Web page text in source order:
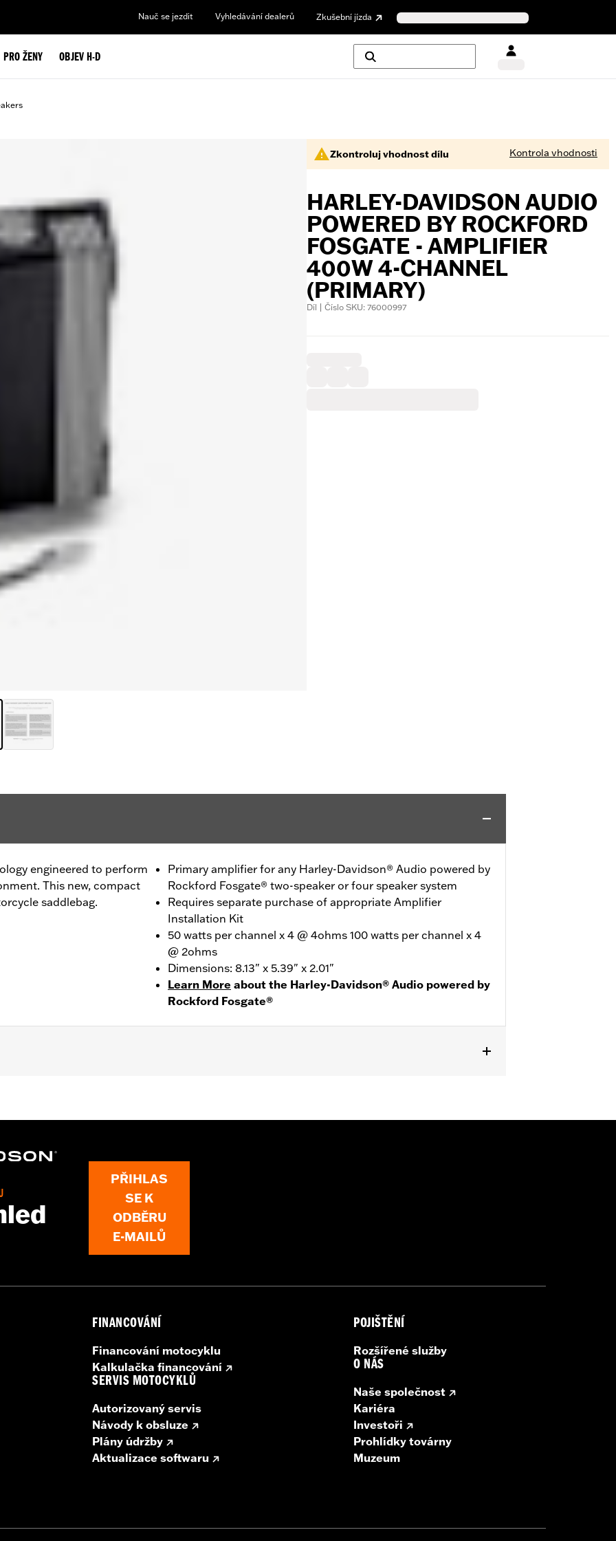
Nauč se jezdit Vyhledávání dealerů Zkušební jízda
PRO ŽENY OBJEV H-D
Zkontroluj vhodnost dílu Kontrola vhodnosti
HARLEY-DAVIDSON AUDIO
POWERED BY ROCKFORD
FOSGATE - AMPLIFIER
400W 4-CHANNEL
(PRIMARY)
Díl | Číslo SKU: 76000997
engineered to perform
This new, compact
saddlebag.
Primary amplifier for any Harley-Davidson® Audio powered by
Rockford Fosgate® two-speaker or four speaker system
Requires separate purchase of appropriate Amplifier
Installation Kit
50 watts per channel x 4 @ 4ohms 100 watts per channel x 4
@ 2ohms
Dimensions: 8.13" x 5.39" x 2.01"
Learn More about the Harley-Davidson® Audio powered by
Rockford Fosgate®
Davidson® Audio powered by Rockford Fosgate® Stage 1 or Stage 2 Speaker Kits.
Amplifier and installation instructions
PŘIHLAS
SE K
ODBĚRU
E-MAILŮ
FINANCOVÁNÍ
Financování motocyklu
Kalkulačka financování
SERVIS MOTOCYKLŮ
Autorizovaný servis
Návody k obsluze
Plány údržby
Aktualizace softwaru
POJIŠTĚNÍ
Rozšířené služby
O NÁS
Naše společnost
Kariéra
Investoři
Prohlídky továrny
Muzeum